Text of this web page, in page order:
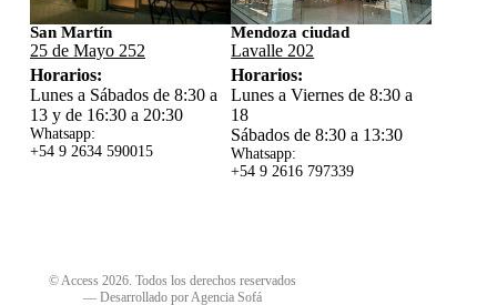
San Martín
25 de Mayo 252
Horarios:
Lunes a Sábados de 8:30 a
13 y de 16:30 a 20:30
Whatsapp:
+54 9 2634 590015
Mendoza ciudad
Lavalle 202
Horarios:
Lunes a Viernes de 8:30 a
18
Sábados de 8:30 a 13:30
Whatsapp:
+54 9 2616 797339
© Access 2026. Todos los derechos reservados
— Desarrollado por Agencia Sofá